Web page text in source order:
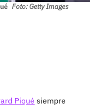
Foto: Getty Images
Piqué siempre